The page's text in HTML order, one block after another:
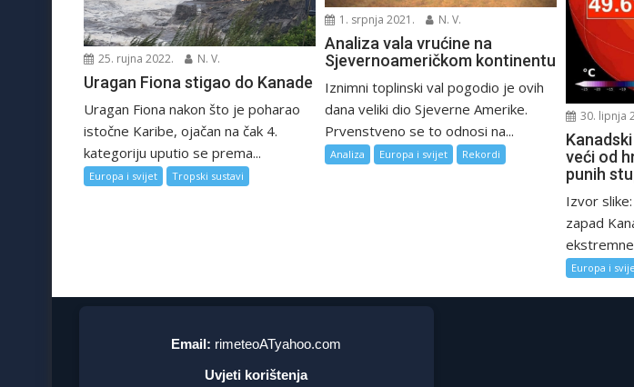
25. rujna 2022. N. V.
Uragan Fiona stigao do Kanade
Uragan Fiona nakon što je poharao
istočne Karibe, ojačan na čak 4.
kategoriju uputio se prema...
Europa i svijet Tropski sustavi
1. srpnja 2021. N. V.
Analiza vala vrućine na
Sjevernoameričkom kontinentu
Iznimni toplinski val pogodio je ovih
dana veliki dio Sjeverne Amerike.
Prvenstveno se to odnosi na...
Analiza Europa i svijet Rekordi
30. lipnja
veći od
punih
Izvor
zapad
Europa i
Email: rimeteoATyahoo.com
Uvjeti korištenja